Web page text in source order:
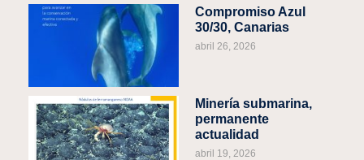
Compromiso Azul
30/30, Canarias
abril 26, 2026
Minería submarina,
permanente
actualidad
abril 19, 2026